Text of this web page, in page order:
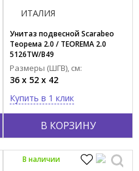
В КОРЗИНУ
ИТАЛИЯ
Унитаз подвесной Scarabeo
Теорема 2.0 / TEOREMA 2.0
5126TW/B49
Размеры (ШГВ), см:
36 x 52 x 42
Купить в 1 клик
В наличии